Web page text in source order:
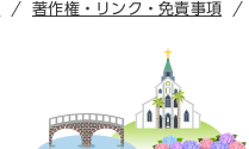
著作権・リンク・免責事項